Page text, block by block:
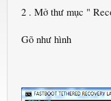
2 . Mở thư mục "
Gõ như hình